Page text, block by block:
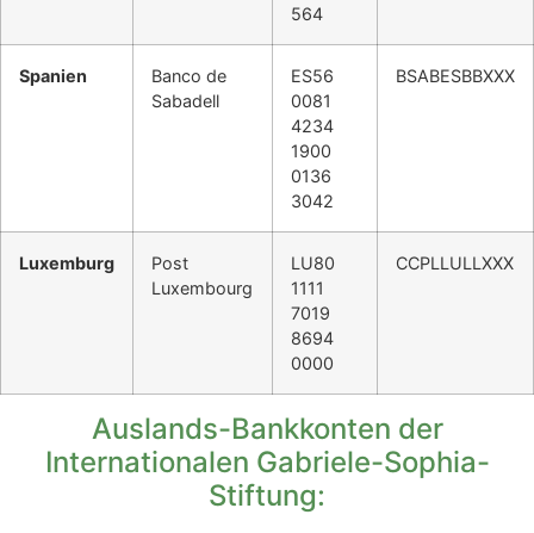
564
Spanien
Banco de
Sabadell
ES56
0081
4234
1900
0136
3042
BSABESBBXXX
Luxemburg
Post
Luxembourg
LU80
1111
7019
8694
0000
CCPLLULLXXX
Auslands-Bankkonten der
Internationalen Gabriele-Sophia-
Stiftung: